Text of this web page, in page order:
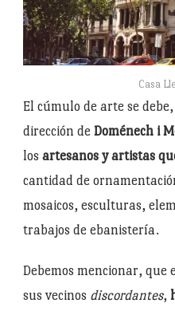
Casa
El cúmulo de arte se
dirección de Doménech i
los artesanos y artistas
cantidad de
mosaicos, esculturas,
trabajos de ebanistería.
Debemos mencionar, que
sus vecinos discordantes,